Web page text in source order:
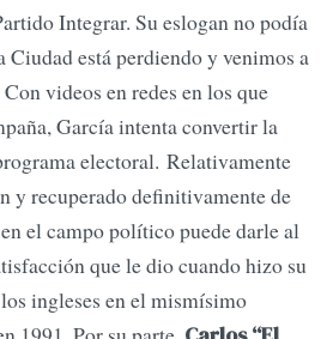
Integrar. Su eslogan no podía
Ciudad está perdiendo y venimos a
videos en redes en los que
García intenta convertir la
electoral. Relativamente
y recuperado definitivamente de
el campo político puede darle al
que le dio cuando hizo su
ingleses en el mismísimo